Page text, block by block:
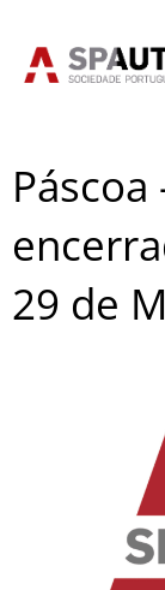
Páscoa
29 de